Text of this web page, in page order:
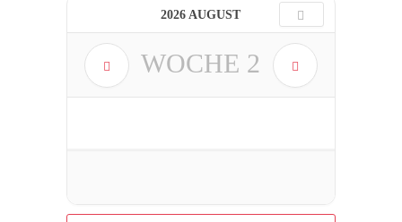
2026 AUGUST
WOCHE 2